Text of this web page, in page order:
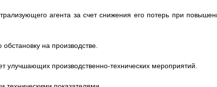
агента за счет снижения его потерь при
на производстве.
улучшающих производственно-технических мероприятий.